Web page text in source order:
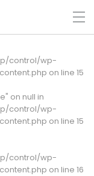
control/wp-
on line 15
on null in
control/wp-
on line 15
control/wp-
on line 16